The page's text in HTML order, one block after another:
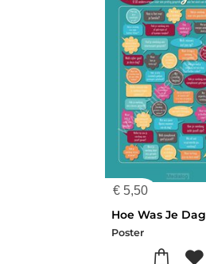
€ 5,50
Hoe Was Je Dag
Poster